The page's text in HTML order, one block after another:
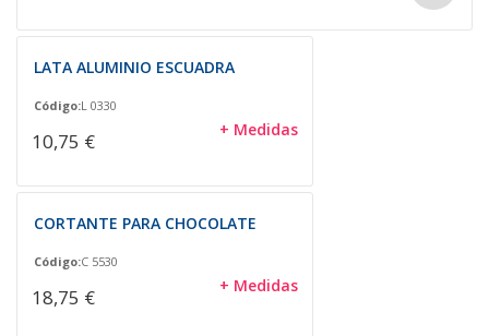
LATA ALUMINIO ESCUADRA
Código:L 0330
10,75 € + Medidas
CORTANTE PARA CHOCOLATE
Código:C 5530
18,75 € + Medidas